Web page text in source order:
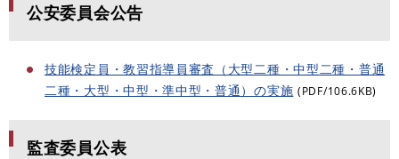
公安委員会公告
技能検定員・教習指導員審査（大型二種・中型二種・普通
二種・大型・中型・準中型・普通）の実施 (PDF/106.6KB)
監査委員公表